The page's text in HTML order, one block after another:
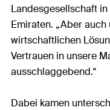
Landesgesellschaft
Emiraten. „Aber
wirtschaftlichen
Vertrauen in unsere
ausschlaggebend.“
Dabei kamen